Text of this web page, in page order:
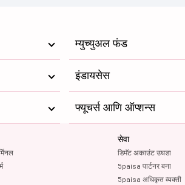
म्युच्युअल फंड
इंडायसेस
सेवा
डिमॅट अकाउंट उघडा
5paisa पार्टनर बना
5paisa अधिकृत व्यक्ती
फ्यूचर्स आणि ऑप्शन्स